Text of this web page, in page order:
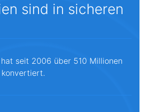
sind in sicheren
seit 2006 über 510 Millionen
konvertiert.